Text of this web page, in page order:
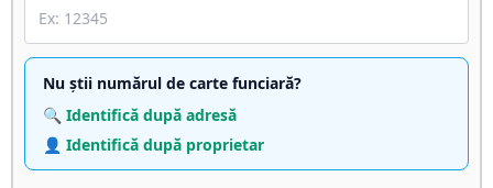
Nu știi numărul de carte funciară?
🔍 Identifică după adresă
👤 Identifică după proprietar